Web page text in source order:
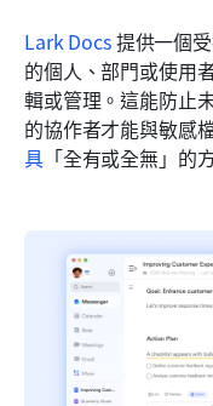
Lark Docs 提供一個
的個人、部門或使用
輯或管理。這能防止
的協作者才能與敏感
具「全有或全無」的